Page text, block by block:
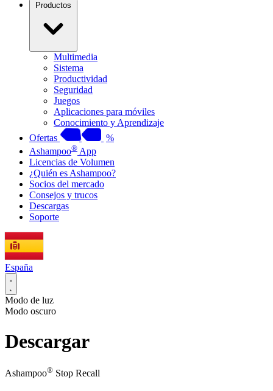
Productos
Multimedia
Sistema
Productividad
Seguridad
Juegos
Aplicaciones para móviles
Conocimiento y Aprendizaje
Ofertas
%
Ashampoo® App
Licencias de Volumen
¿Quién es Ashampoo?
Socios del mercado
Consejos y trucos
Descargas
Soporte
España
Modo de luz
Modo oscuro
Descargar
Ashampoo® Stop Recall